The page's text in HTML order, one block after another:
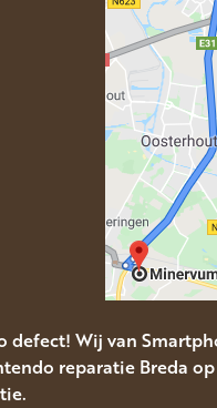
defect! Wij van
reparatie Breda